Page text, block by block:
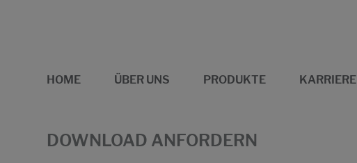
HOME ÜBER UNS PRODUKTE KARRIERE
DOWNLOAD ANFORDERN